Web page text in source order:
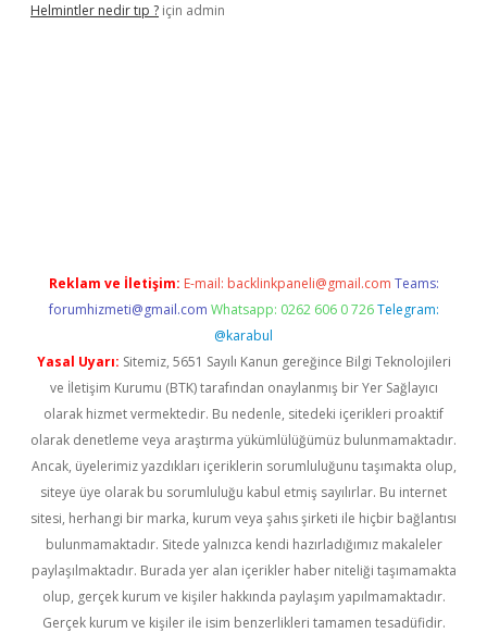
Helmintler nedir tıp ? için admin
Reklam ve İletişim: E-mail: backlinkpaneli@gmail.com Teams:
forumhizmeti@gmail.com Whatsapp: 0262 606 0 726 Telegram:
@karabul
Yasal Uyarı: Sitemiz, 5651 Sayılı Kanun gereğince Bilgi Teknolojileri
ve İletişim Kurumu (BTK) tarafından onaylanmış bir Yer Sağlayıcı
olarak hizmet vermektedir. Bu nedenle, sitedeki içerikleri proaktif
olarak denetleme veya araştırma yükümlülüğümüz bulunmamaktadır.
Ancak, üyelerimiz yazdıkları içeriklerin sorumluluğunu taşımakta olup,
siteye üye olarak bu sorumluluğu kabul etmiş sayılırlar. Bu internet
sitesi, herhangi bir marka, kurum veya şahıs şirketi ile hiçbir bağlantısı
bulunmamaktadır. Sitede yalnızca kendi hazırladığımız makaleler
paylaşılmaktadır. Burada yer alan içerikler haber niteliği taşımamakta
olup, gerçek kurum ve kişiler hakkında paylaşım yapılmamaktadır.
Gerçek kurum ve kişiler ile isim benzerlikleri tamamen tesadüfidir.